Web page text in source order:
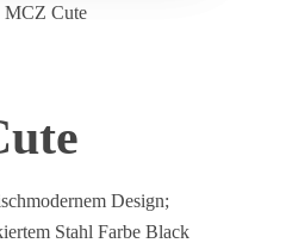
MCZ Cute
Design;
Stahl Farbe Black